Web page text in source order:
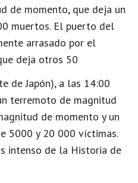
de momento, que deja un
muertos. El puerto del
arrasado por el
deja otros 50
de Japón), a las 14:00
terremoto de magnitud
de momento y un
5000 y 20 000 víctimas.
intenso de la Historia de